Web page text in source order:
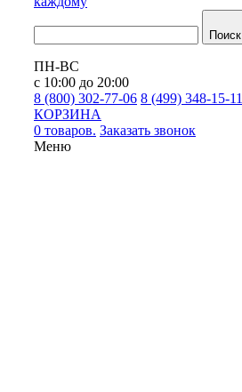
Поиск
ПН-ВС
с 10:00 до 20:00
8 (800) 302-77-06 8 (499) 348-15-11
КОРЗИНА
0 товаров. Заказать звонок
Меню